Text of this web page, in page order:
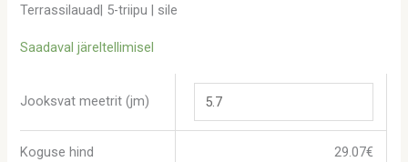
Terrassilauad| 5-triipu | sile
Saadaval järeltellimisel
Jooksvat meetrit (jm)
Koguse hind 29.07€